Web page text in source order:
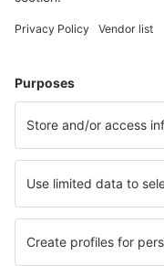
Planifică-ți călătoria
Zbor+Hotel
Hoteluri
Transferuri aeroport
Atracţii
Evenimente sportive
Află mai multe